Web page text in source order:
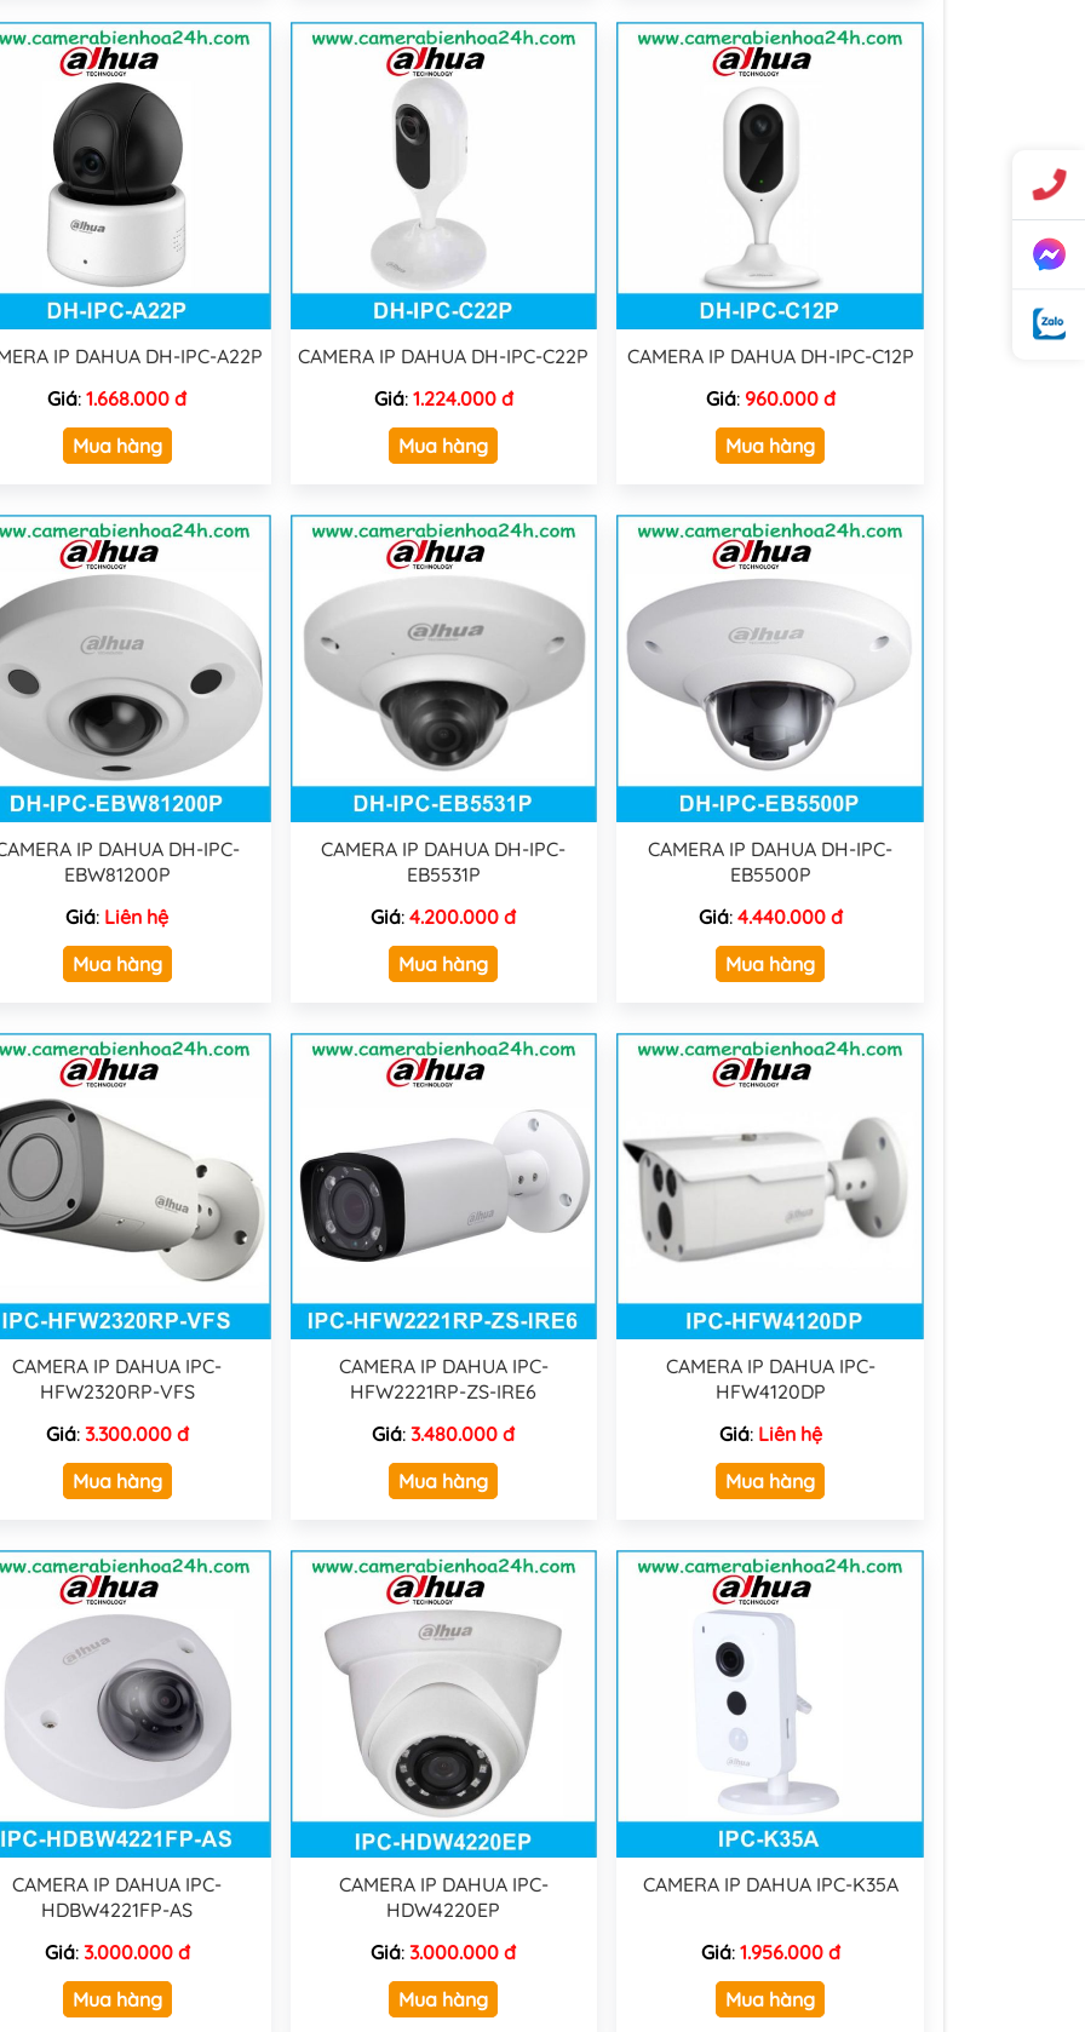
IP DAHUA DH-IPC-A22P
Giá:1.668.000 đ
Mua hàng
CAMERA IP DAHUA DH-IPC-C22P
Giá: 1.224.000 đ
Mua hàng
CAMERA IP DAHUA DH-IPC-C12P
Giá: 960.000 đ
Mua hàng
IP DAHUA DH-IPC-
EBW81200P
Giá: Liên hệ
Mua hàng
CAMERA IP DAHUA DH-IPC-
EB5531P
Giá:4.200.000 đ
Mua hàng
CAMERA IP DAHUA DH-IPC-
EB5500P
Giá: 4.440.000 đ
Mua hàng
CAMERA IP DAHUA IPC-
HFW2320RP-VFS
Giá: 3.300.000 đ
Mua hàng
CAMERA IP DAHUA IPC-
HFW2221RP-ZS-IRE6
Giá:3.480.000 đ
Mua hàng
CAMERA IP DAHUA IPC-
HFW4120DP
Giá: Liên hệ
Mua hàng
CAMERA IP DAHUA IPC-
HDBW4221FP-AS
Giá: 3.000.000 đ
Mua hàng
CAMERA IP DAHUA IPC-
HDW4220EP
Giá:3.000.000 đ
Mua hàng
CAMERA IP DAHUA IPC-K35A
Giá: 1.956.000 đ
Mua hàng